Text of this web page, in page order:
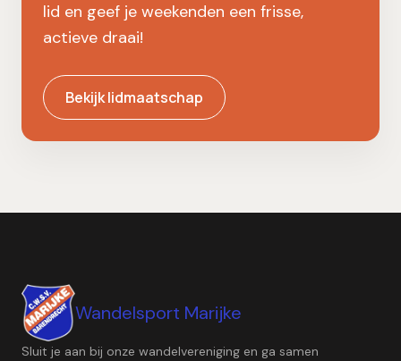
lid en geef je weekenden een frisse,
actieve draai!
Bekijk lidmaatschap
Wandelsport Marijke
Sluit je aan bij onze wandelvereniging en ga samen